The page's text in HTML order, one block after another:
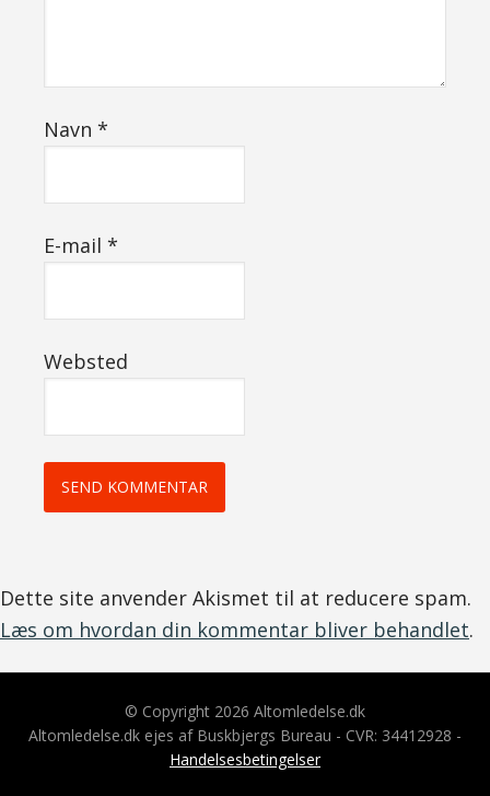
Navn *
E-mail *
Websted
Dette site anvender Akismet til at reducere spam.
Læs om hvordan din kommentar bliver behandlet.
© Copyright 2026 Altomledelse.dk
Altomledelse.dk ejes af Buskbjergs Bureau - CVR: 34412928 -
Handelsesbetingelser